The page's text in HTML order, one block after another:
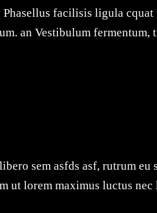
facilisis ligula
an Vestibulum
sem asfds asf, rutrum
ut lorem maximus luctus